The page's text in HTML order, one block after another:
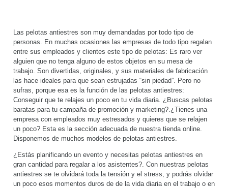
Las pelotas antiestres son muy demandadas por todo tipo de
personas. En muchas ocasiones las empresas de todo tipo regalan
entre sus empleados y clientes este tipo de pelotas: Es raro ver
alguien que no tenga alguno de estos objetos en su mesa de
trabajo. Son divertidas, originales, y sus materiales de fabricación
las hace ideales para que sean estrujadas “sin piedad”. Pero no
sufras, porque esa es la función de las pelotas antiestres:
Conseguir que te relajes un poco en tu vida diaria. ¿Buscas pelotas
baratas para tu campaña de promoción y marketing?.¿Tienes una
empresa con empleados muy estresados y quieres que se relajen
un poco? Esta es la sección adecuada de nuestra tienda online.
Disponemos de muchos modelos de pelotas antiestres.
¿Estás planificando un evento y necesitas pelotas antiestres en
gran cantidad para regalar a los asistentes?. Con nuestras pelotas
antiestres se te olvidará toda la tensión y el stress, y podrás olvidar
un poco esos momentos duros de de la vida diaria en el trabajo o en